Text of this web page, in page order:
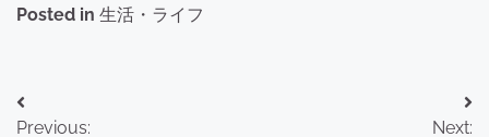
Posted in 生活・ライフ
投
Previous:
Next: